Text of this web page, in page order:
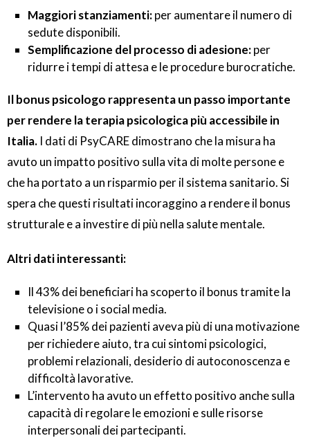
Maggiori stanziamenti:per aumentare il numero di
sedute disponibili.
Semplificazione del processo di adesione:per
ridurre i tempi di attesa e le procedure burocratiche.
Il bonus psicologo rappresenta un passo importante
per rendere la terapia psicologica più accessibile in
Italia. I dati di PsyCARE dimostrano che la misura ha
avuto un impatto positivo sulla vita di molte persone e
che ha portato a un risparmio per il sistema sanitario. Si
spera che questi risultati incoraggino a rendere il bonus
strutturale e a investire di più nella salute mentale.
Altri dati interessanti:
Il 43% dei beneficiari ha scoperto il bonus tramite la
televisione o i social media.
Quasi l’85% dei pazienti aveva più di una motivazione
per richiedere aiuto, tra cui sintomi psicologici,
problemi relazionali, desiderio di autoconoscenza e
difficoltà lavorative.
L’intervento ha avuto un effetto positivo anche sulla
capacità di regolare le emozioni e sulle risorse
interpersonali dei partecipanti.